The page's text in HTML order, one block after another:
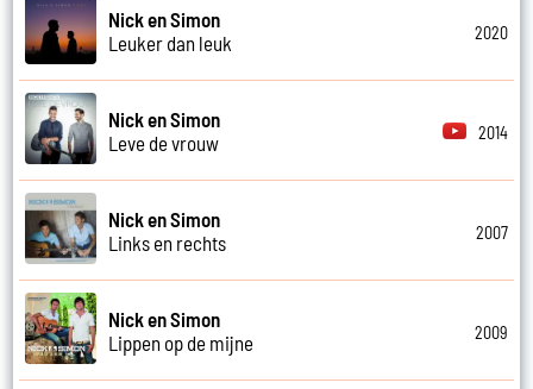
Nick en Simon
Leuker dan leuk
2020
Nick en Simon
Leve de vrouw
2014
Nick en Simon
Links en rechts
2007
Nick en Simon
Lippen op de mijne
2009